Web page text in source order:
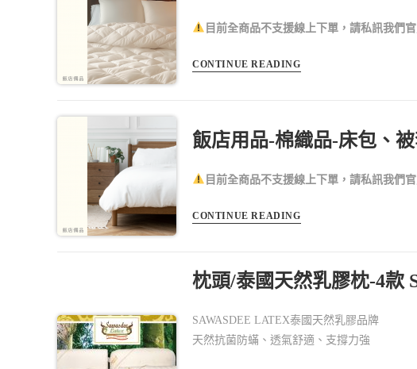
目前全商品不支援線上下單，請私訊我們
CONTINUE READING
飯店用品-棉織品-床包、
目前全商品不支援線上下單，請私訊我們
CONTINUE READING
枕頭/泰國天然乳膠枕-4款
SAWASDEE LATEX泰國天然乳膠品牌
天然抗菌防蟎、透氣舒適、支撐力強